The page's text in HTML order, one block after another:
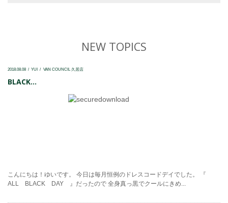
NEW TOPICS
2018.08.08 YUI VAN COUNCIL 久居店
BLACK...
こんにちは！ゆいです。 今日は毎月恒例のドレスコードデイでした。 『
ALL BLACK DAY 』だったので 全身真っ黒でクールにきめ...